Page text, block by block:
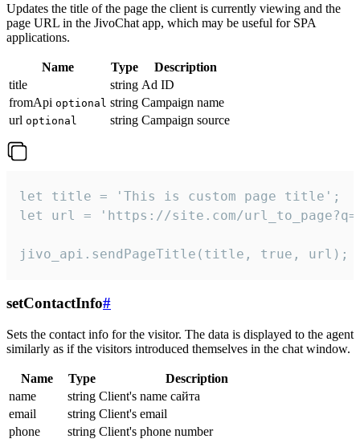
Updates the title of the page the client is currently viewing and the
page URL in the JivoChat app, which may be useful for SPA
applications.
Name Type
Description
title
string Ad ID
fromApi optional string Campaign name
url optional string Campaign source
let title = 'This is custom page title';
let url = 'https://site.com/
jivo_api.sendPageTitle(title, true, url);
setContactInfo#
Sets the contact info for the visitor. The data is displayed to the agent
similarly as if the visitors introduced themselves in the chat window.
Name Type
Description
name
string Client's name сайта
email
string Client's email
phone
string Client's phone number